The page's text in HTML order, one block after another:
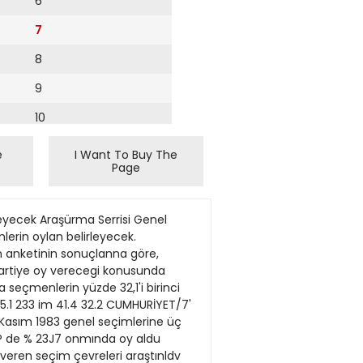
7
8
9
10
14
16
I Want To Buy The
Page
Görüşülenlerin eğitim düzeyi açısmdan dağılımı ise şöyleydi: Vt23 ilkokulu bitırmemiş, % 48J ilkokul mezunu, % 23,0 ortaokul ya da lise mezunu, % 5J de yttksek öğrenimk Görüşülenlerin % 8,4'ü ilk kez oy kullanacak yeni seçmenlerdL 6 Kasım 1983 seçimlerinde oy kuüanmayan ya da geçersiz oy kullananlann orant Vt 9,1 idi. 6 Kasım 1983 seçimlerinde kime oy verdiğini söylemeyenlerle, bağımsızlara oy verdiğini söyleyenlerin oranı V» lj>du. Görüşülenlerin % 80,6'sı 1983 seçimlerinde ANAP, HP ve MDP'ye oy kullanmıştL Bu seçmenlerin 1983 seçimlerinde üç parti arasındaki oy dağüımlan değerlendirme aşamasında ağtrlıklandırma yoluyla korundu. Şekil: 5 Bugün seçim yapılsa, hangi partiye oy verirdiniz? Kararsız seçmenlerin seçimleri kazanacağına inandıklan partiye oy vermeleri halinde oy dağılımı. Tablo: 2 Bugün seclm yapılsa hangi partiye oy verirdlnlzt Kmmz Mçmenlerin ilfer seç«ealer glbi davranmaian k l l M or daiılını. % SHP ftMP DYP MDP 42,0 35,0 14,1 Tablo: 4 Bugün seçim yapılsa, hangi partiye oy verirdiniz? Kararsız soçiMRİerin 1983 seçİMİerisde oy verdlkleri partinin seçiMRİerlndc saRtanaı oy değtsmelerlne ttygun davrannalan halinde oy dafıliM. SP H MUP DYP DSP 40.6 36.1 . DV ttİMMB 3,3 3,3 0.9 0,8 0,6 100 0 U5 13. 0.8 % RP •PP Di*>r 06 41 100.0 RP BAZIGÜÇLÜKLER Araştırma sürecinde iki güçlükle karşılaşıldu Bunlardan biri bazı seçmenlerin ankete yanıt vermek istememeleri, diğeri ise Ozellikle kadınlann oy attıklan partiyi hatırlamama ve oy atacaklan partiyi b'ılememeleriydi. Birinci güçlük; kimlik ve adreslerin ankete yazılmadığı, kişilerle ilgili bilgilerin hiçbir kişi ya da kuruluşa verilmeyeceği anlatılarak önemli oranda asüdı. İkinci güçlük ise, söz konusu partinin amblemini ya da başkanım söylemesi istenerek çözülmeye çalışıldu Her iki güçlükle ilişkili olarak yanıt alınamaması durumunda, bir önceki ya da sonraki haneye gidilerek anket uygulaması ikame yoluyla gerçekleştirildl Bu konuda önemli birikimleri olan Batı toplumlannda, kamuoyu araştırmaları ile gerçeğe çok yakın seçim tahminleri yapılabilmekte. Bilgi derleme alanının çok büyük olmaması ya da arastırmanın genel nüfusu hakkında aynntılı bilgileri içeren kayıtlardan yar